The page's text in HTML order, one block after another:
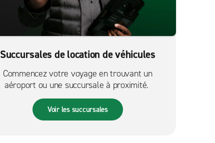
Succursales de location de véhicules
Commencez votre voyage en trouvant un
aéroport ou une succursale à proximité.
Voir les succursales